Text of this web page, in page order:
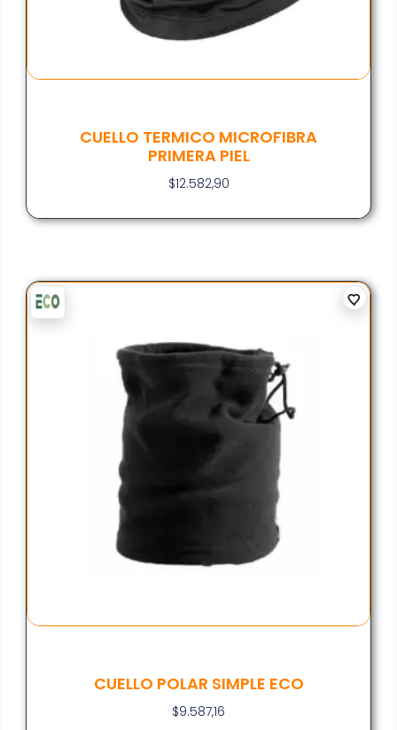
CUELLO TERMICO MICROFIBRA
PRIMERA PIEL
$12.582,90
CUELLO POLAR SIMPLE ECO
$9.587,16